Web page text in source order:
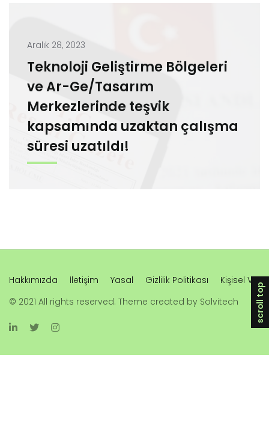
Aralık 28, 2023
Teknoloji Geliştirme Bölgeleri
ve Ar-Ge/Tasarım
Merkezlerinde teşvik
kapsamında uzaktan çalışma
süresi uzatıldı!
Hakkımızda İletişim Yasal Gizlilik Politikası
Kişisel
© 2021 All rights reserved. Theme created by Solvitech
scroll top